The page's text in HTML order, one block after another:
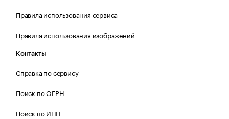
Правила использования сервиса
Правила использования изображений
Контакты
Справка по сервису
Поиск по ОГРН
Поиск по ИНН